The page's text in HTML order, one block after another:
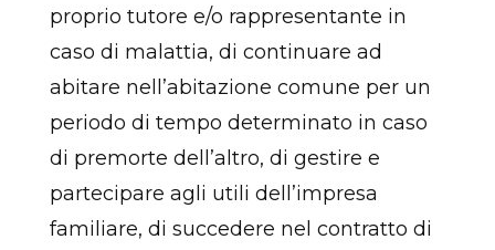
proprio tutore e/o rappresentante in
caso di malattia, di continuare ad
abitare nell’abitazione comune per un
periodo di tempo determinato in caso
di premorte dell’altro, di gestire e
partecipare agli utili dell’impresa
familiare, di succedere nel contratto di